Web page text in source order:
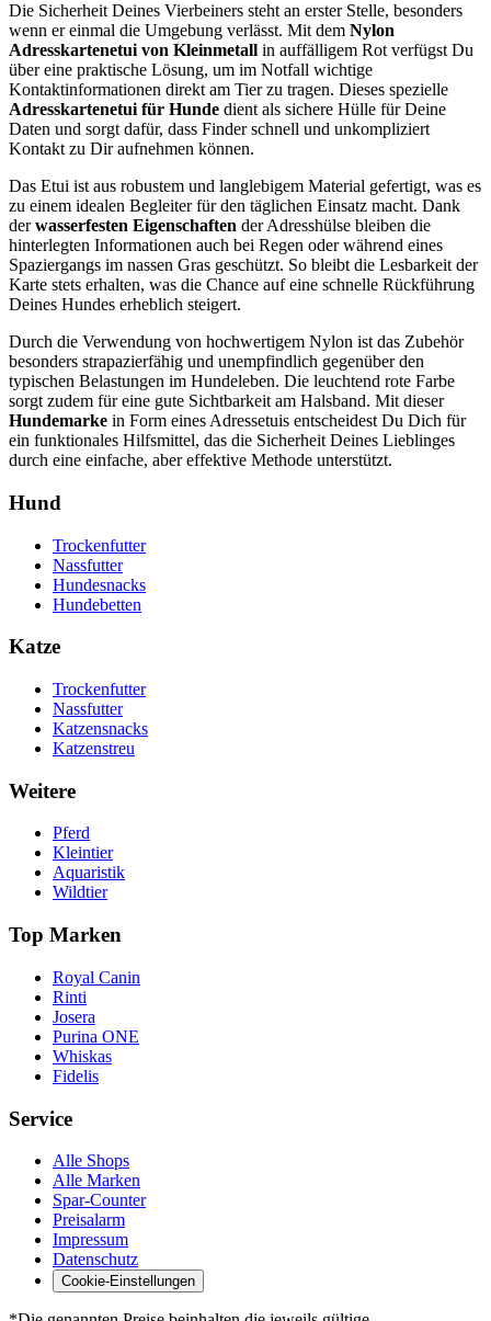
Die Sicherheit Deines Vierbeiners steht an erster Stelle, besonders
wenn er einmal die Umgebung verlässt. Mit dem Nylon
Adresskartenetui von Kleinmetall in auffälligem Rot verfügst Du
über eine praktische Lösung, um im Notfall wichtige
Kontaktinformationen direkt am Tier zu tragen. Dieses spezielle
Adresskartenetui für Hunde dient als sichere Hülle für Deine
Daten und sorgt dafür, dass Finder schnell und unkompliziert
Kontakt zu Dir aufnehmen können.
Das Etui ist aus robustem und langlebigem Material gefertigt, was es
zu einem idealen Begleiter für den täglichen Einsatz macht. Dank
derwasserfesten Eigenschaften der Adresshülse bleiben die
hinterlegten Informationen auch bei Regen oder während eines
Spaziergangs im nassen Gras geschützt. So bleibt die Lesbarkeit der
Karte stets erhalten, was die Chance auf eine schnelle Rückführung
Deines Hundes erheblich steigert.
Durch die Verwendung von hochwertigem Nylon ist das Zubehör
besonders strapazierfähig und unempfindlich gegenüber den
typischen Belastungen im Hundeleben. Die leuchtend rote Farbe
sorgt zudem für eine gute Sichtbarkeit am Halsband. Mit dieser
Hundemarke in Form eines Adressetuis entscheidest Du Dich für
ein funktionales Hilfsmittel, das die Sicherheit Deines Lieblinges
durch eine einfache, aber effektive Methode unterstützt.
Hund
Trockenfutter
Nassfutter
Hundesnacks
Hundebetten
Katze
Trockenfutter
Nassfutter
Katzensnacks
Katzenstreu
Weitere
Pferd
Kleintier
Aquaristik
Wildtier
Top Marken
Royal Canin
Rinti
Josera
Purina ONE
Whiskas
Fidelis
Service
Alle Shops
Alle Marken
Spar-Counter
Preisalarm
Impressum
Datenschutz
Cookie-Einstellungen